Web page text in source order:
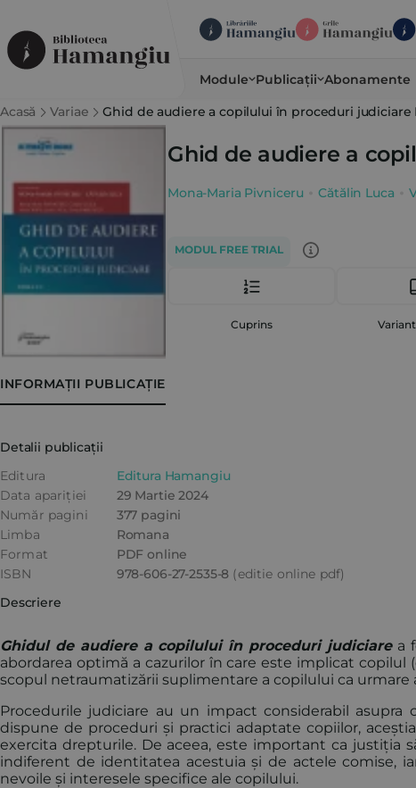
Module Publicații Abonamente
Acasă Variae Ghid de audiere a copilului în proceduri judiciare
Ghid de audiere a
Mona-Maria Pivniceru Cătălin Luca
MODUL FREE TRIAL
Cuprins
INFORMAȚII PUBLICAȚIE
Detalii publicații
Editura
Editura Hamangiu
Data apariției
29 Martie 2024
Număr pagini
377 pagini
Limba
Romana
Format
PDF online
ISBN
978-606-27-2535-8 (editie online pdf)
Descriere
Ghidul de audiere a copilului în proceduri judiciarea
abordarea optimă a cazurilor în care este implicat
scopul netraumatizării suplimentare a copilului ca urmare
Procedurile judiciare au un impact considerabil
dispune de proceduri și practici adaptate copiilor,
exercita drepturile. De aceea, este important ca justiția
indiferent de identitatea acestuia și de actele comise,
nevoile și interesele specifice ale copilului.